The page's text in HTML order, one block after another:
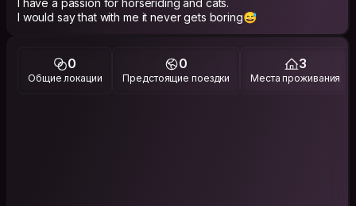
I would say that with me it never gets boring😅
0
Общие локации
0
Предстоящие поездки
3
Места проживания